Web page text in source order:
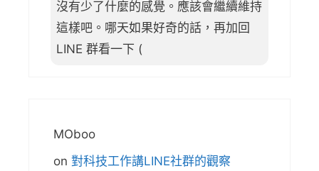
沒有少了什麼的感覺。應該會繼續維持
這樣吧。哪天如果好奇的話，再加回
LINE 群看一下 (
MOboo
on 對科技工作講LINE社群的觀察